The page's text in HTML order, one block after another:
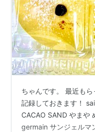
ちゃんです。 最近も
記録しておきます！
CACAO SAND やまや
germain サンジェルマ